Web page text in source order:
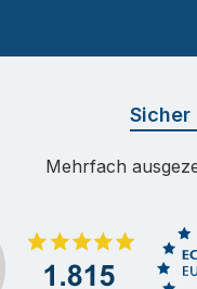
Sicher
Mehrfach